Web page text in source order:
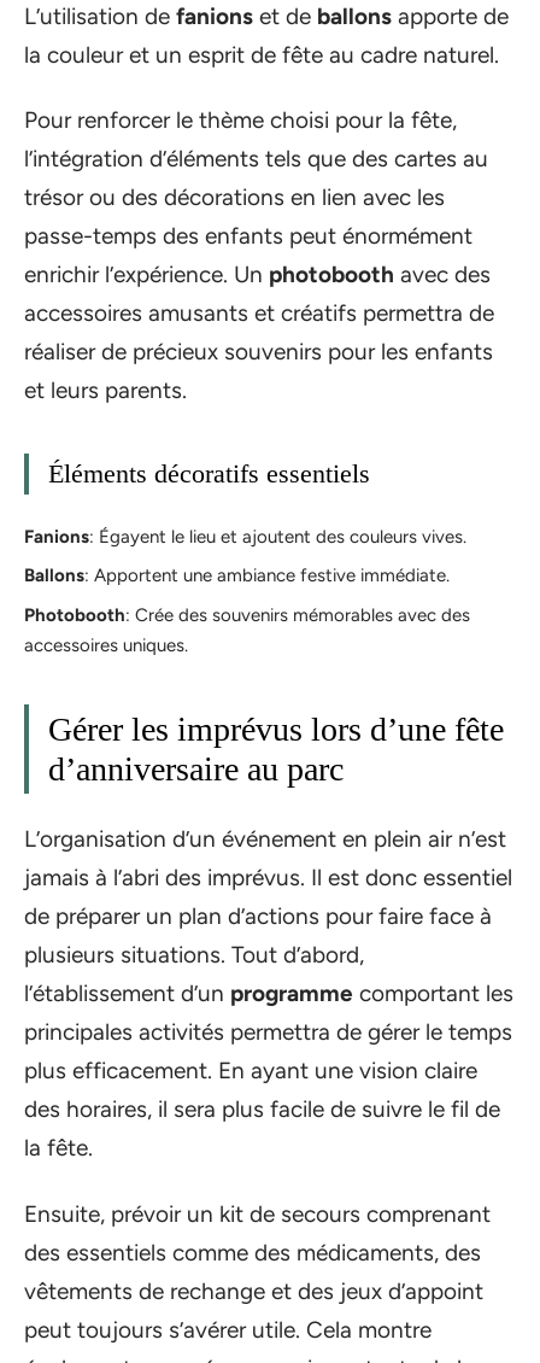
L’utilisation de fanions et de ballons apporte de
la couleur et un esprit de fête au cadre naturel.
Pour renforcer le thème choisi pour la fête,
l’intégration d’éléments tels que des cartes au
trésor ou des décorations en lien avec les
passe-temps des enfants peut énormément
enrichir l’expérience. Un photobooth avec des
accessoires amusants et créatifs permettra de
réaliser de précieux souvenirs pour les enfants
et leurs parents.
Éléments décoratifs essentiels
Fanions: Égayent le lieu et ajoutent des couleurs vives.
Ballons: Apportent une ambiance festive immédiate.
Photobooth: Crée des souvenirs mémorables avec des
accessoires uniques.
Gérer les imprévus lors d’une fête
d’anniversaire au parc
L’organisation d’un événement en plein air n’est
jamais à l’abri des imprévus. Il est donc essentiel
de préparer un plan d’actions pour faire face à
plusieurs situations. Tout d’abord,
l’établissement d’un programme comportant les
principales activités permettra de gérer le temps
plus efficacement. En ayant une vision claire
des horaires, il sera plus facile de suivre le fil de
la fête.
Ensuite, prévoir un kit de secours comprenant
des essentiels comme des médicaments, des
vêtements de rechange et des jeux d’appoint
peut toujours s’avérer utile. Cela montre